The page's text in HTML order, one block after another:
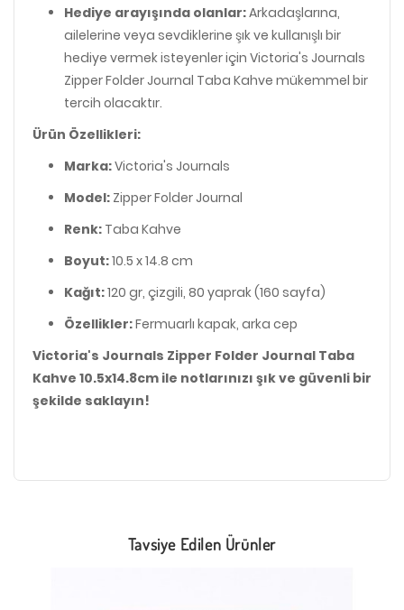
Hediye arayışında olanlar:Arkadaşlarına,
ailelerine veya sevdiklerine şık ve kullanışlı bir
hediye vermek isteyenler için Victoria's Journals
Zipper Folder Journal Taba Kahve mükemmel bir
tercih olacaktır.
Ürün Özellikleri:
Marka:Victoria's Journals
Model: Zipper Folder Journal
Renk: Taba Kahve
Boyut:10.5 x 14.8 cm
Kağıt:120 gr, çizgili, 80 yaprak (160 sayfa)
Özellikler:Fermuarlı kapak, arka cep
Victoria's Journals Zipper Folder Journal Taba
Kahve 10.5x14.8cm ile notlarınızı şık ve güvenli bir
şekilde saklayın!
Tavsiye Edilen Ürünler